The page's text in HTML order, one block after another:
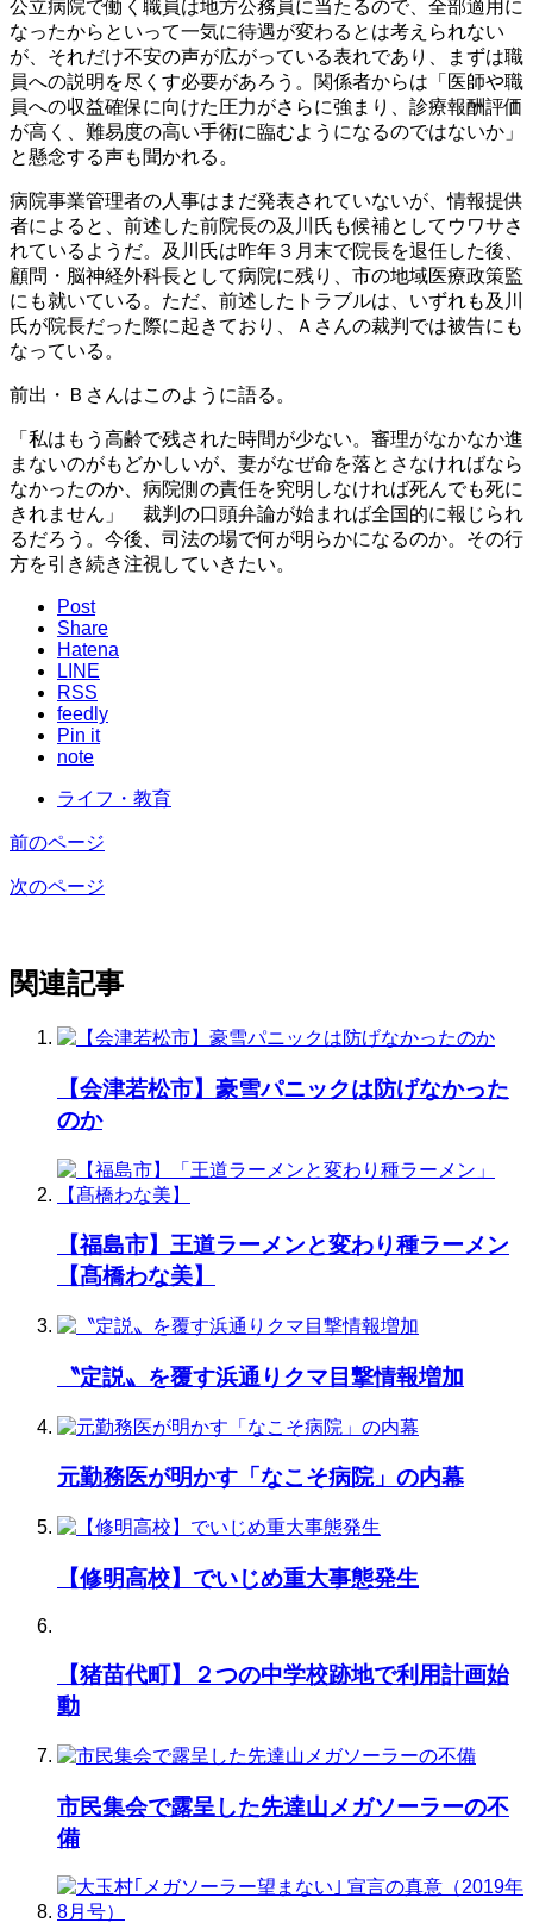
公立病院で働く職員は地方公務員に当たるので、全部適用に
なったからといって一気に待遇が変わるとは考えられない
が、それだけ不安の声が広がっている表れであり、まずは職
員への説明を尽くす必要があろう。関係者からは「医師や職
員への収益確保に向けた圧力がさらに強まり、診療報酬評価
が高く、難易度の高い手術に臨むようになるのではないか」
と懸念する声も聞かれる。
病院事業管理者の人事はまだ発表されていないが、情報提供
者によると、前述した前院長の及川氏も候補としてウワサさ
れているようだ。及川氏は昨年３月末で院長を退任した後、
顧問・脳神経外科長として病院に残り、市の地域医療政策監
にも就いている。ただ、前述したトラブルは、いずれも及川
氏が院長だった際に起きており、Ａさんの裁判では被告にも
なっている。
前出・Ｂさんはこのように語る。
「私はもう高齢で残された時間が少ない。審理がなかなか進
まないのがもどかしいが、妻がなぜ命を落とさなければなら
なかったのか、病院側の責任を究明しなければ死んでも死に
きれません」 裁判の口頭弁論が始まれば全国的に報じられ
るだろう。今後、司法の場で何が明らかになるのか。その行
方を引き続き注視していきたい。
Post
Share
Hatena
LINE
RSS
feedly
Pin it
note
ライフ・教育
前のページ
次のページ
関連記事
【会津若松市】豪雪パニックは防げなかった
のか
【福島市】王道ラーメンと変わり種ラーメン
【髙橋わな美】
〝定説〟を覆す浜通りクマ目撃情報増加
元勤務医が明かす「なこそ病院」の内幕
【修明高校】でいじめ重大事態発生
【猪苗代町】２つの中学校跡地で利用計画始
動
市民集会で露呈した先達山メガソーラーの不
備